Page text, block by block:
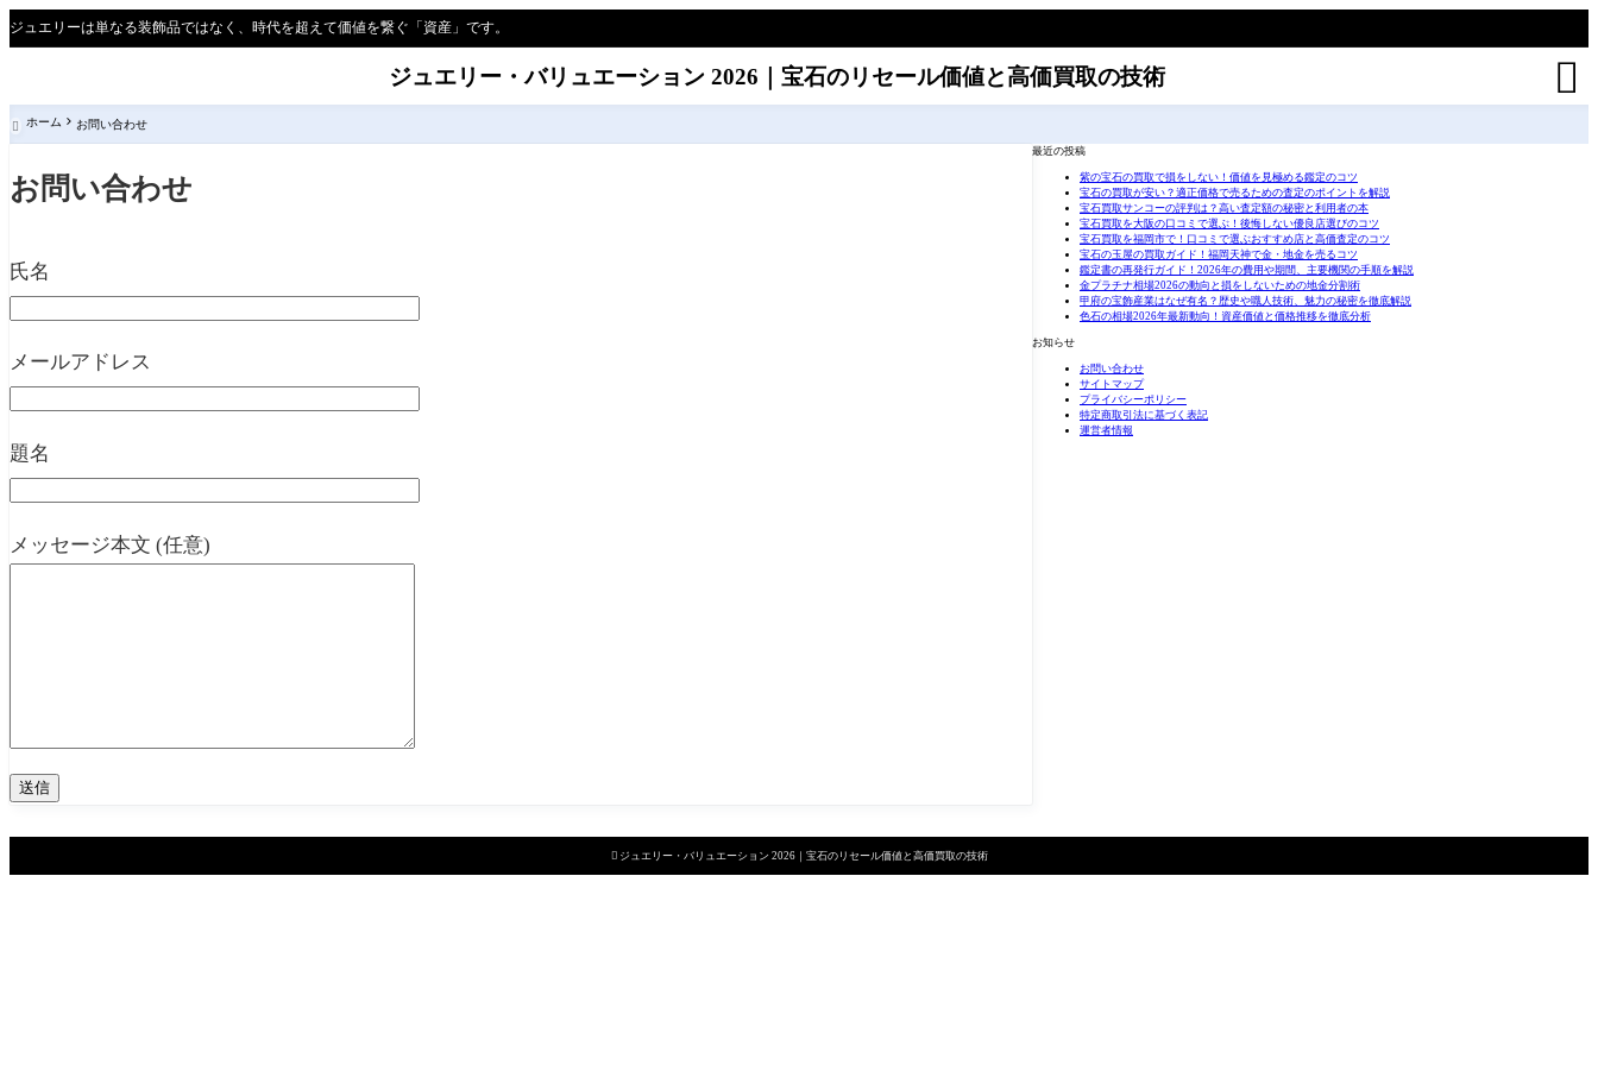
ジュエリーは単なる装飾品ではなく、時代を超えて価値を繋ぐ「資産」です。
ジュエリー・バリュエーション 2026｜宝石のリセール価値と高価買取の技術 
 ホーム お問い合わせ
お問い合わせ
氏名
メールアドレス
題名
メッセージ本文 (任意)
最近の投稿
紫の宝石の買取で損をしない！価値を見極める鑑定のコツ
宝石の買取が安い？適正価格で売るための査定のポイントを解説
宝石買取サンコーの評判は？高い査定額の秘密と利用者の本
宝石買取を大阪の口コミで選ぶ！後悔しない優良店選びのコツ
宝石買取を福岡市で！口コミで選ぶおすすめ店と高価査定のコツ
宝石の玉屋の買取ガイド！福岡天神で金・地金を売るコツ
鑑定書の再発行ガイド！2026年の費用や期間、主要機関の手順を解説
金プラチナ相場2026の動向と損をしないための地金分割術
甲府の宝飾産業はなぜ有名？歴史や職人技術、魅力の秘密を徹底解説
色石の相場2026年最新動向！資産価値と価格推移を徹底分析
お知らせ
お問い合わせ
サイトマップ
プライバシーポリシー
特定商取引法に基づく表記
運営者情報
 ジュエリー・バリュエーション 2026｜宝石のリセール価値と高価買取の技術